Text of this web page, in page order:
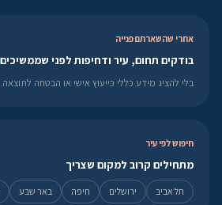
אחרי שהשארתם פנייה
בודקים תחום, עיר ודחיפות לפני שממשיכים
בלי להציג מידע כללי כייעוץ אישי או הבטחה לתוצאה.
חיפוש לפי עיר
מתחילים קרוב למקום שצריך
תל אביב ירושלים חיפה באר שבע